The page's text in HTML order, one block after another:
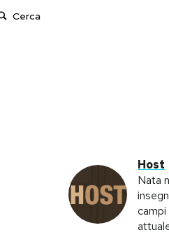
Storie/Idee
Ok Boomer!
Host
Nata
campi